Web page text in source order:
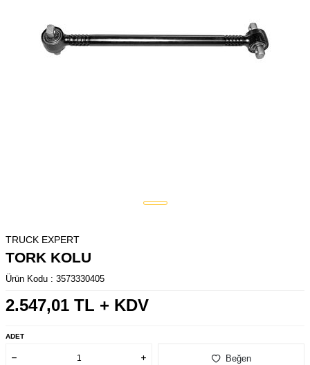
TRUCK EXPERT
TORK KOLU
Ürün Kodu : 3573330405
2.547,01 TL + KDV
ADET
Beğen